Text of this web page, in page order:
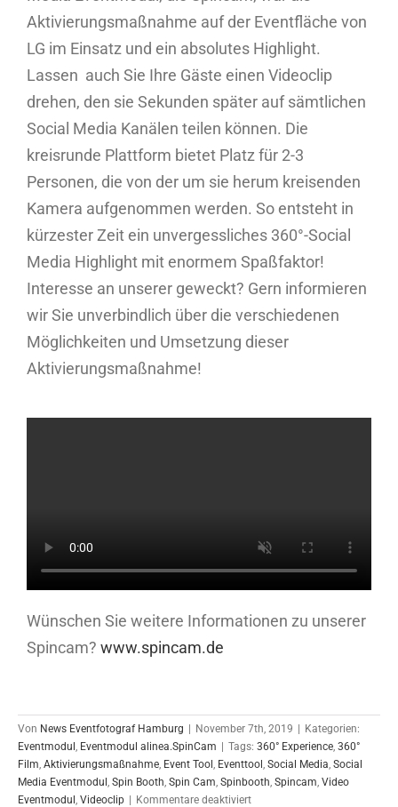
Aktivierungsmaßnahme auf der Eventfläche von
LG im Einsatz und ein absolutes Highlight.
Lassen auch Sie Ihre Gäste einen Videoclip
drehen, den sie Sekunden später auf sämtlichen
Social Media Kanälen teilen können. Die
kreisrunde Plattform bietet Platz für 2-3
Personen, die von der um sie herum kreisenden
Kamera aufgenommen werden. So entsteht in
kürzester Zeit ein unvergessliches 360°-Social
Media Highlight mit enormem Spaßfaktor!
Interesse an unserer geweckt? Gern informieren
wir Sie unverbindlich über die verschiedenen
Möglichkeiten und Umsetzung dieser
Aktivierungsmaßnahme!
Wünschen Sie weitere Informationen zu unserer
Spincam? www.spincam.de
Von News Eventfotograf Hamburg November 7th, 2019
Kategorien:
Eventmodul , Eventmodul alinea.SpinCam Tags: 360° Experience, 360°
Film, Aktivierungsmaßnahme, Event Tool , Eventtool , Social Media, Social
Media Eventmodul , Spin Booth, Spin Cam, Spinbooth, Spincam, Video
Eventmodul , Videoclip Kommentare deaktiviertfür